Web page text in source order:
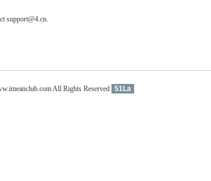
support@4.cn.
All Rights Reserved 51La